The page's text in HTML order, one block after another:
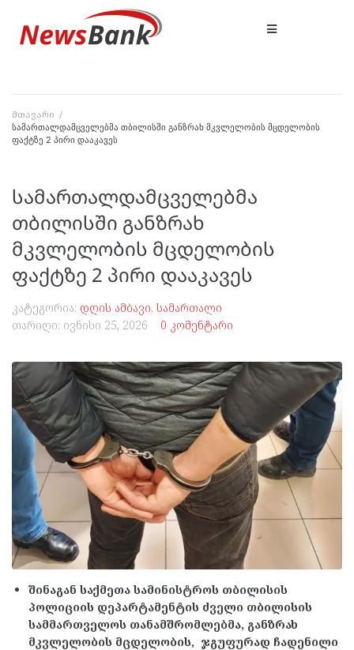
მთავარი /
სამართალდამცველებმა თბილისში განზრახ მკვლელობის მცდელობის
ფაქტზე 2 პირი დააკავეს
სამართალდამცველებმა
თბილისში განზრახ
მკვლელობის მცდელობის
ფაქტზე 2 პირი დააკავეს
კატეგორია: დღის ამბავი, სამართალი
თარიღი: ივნისი 25, 2026 0 კომენტარი
შინაგან საქმეთა სამინისტროს თბილისის
პოლიციის დეპარტამენტის ძველი თბილისის
სამმართველოს თანამშრომლებმა, განზრახ
მკვლელობის მცდელობის, ჯგუფურად ჩადენილი